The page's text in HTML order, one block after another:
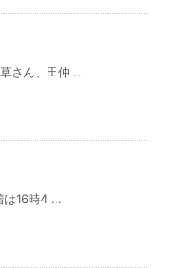
さん、田仲 ...
は16時4 ...